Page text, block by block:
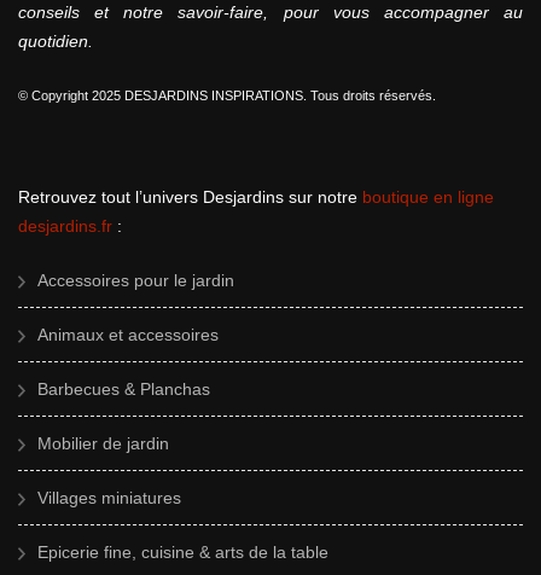
conseils et notre savoir-faire, pour vous accompagner au
quotidien.
© Copyright 2025 DESJARDINS INSPIRATIONS. Tous droits réservés.
Retrouvez tout l’univers Desjardins sur notre boutique en ligne
desjardins.fr :
Accessoires pour le jardin
Animaux et accessoires
Barbecues & Planchas
Mobilier de jardin
Villages miniatures
Epicerie fine, cuisine & arts de la table